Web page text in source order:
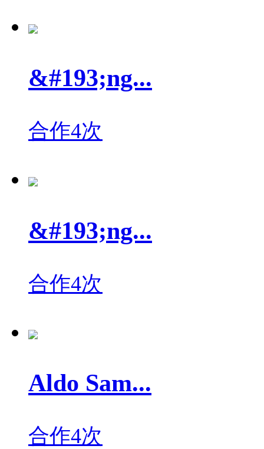
&#193;ng...
合作4次
&#193;ng...
合作4次
Aldo Sam...
合作4次